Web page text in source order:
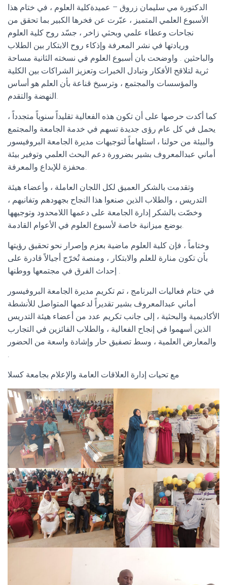
الدكتورة مي سليمان زروق – عميدةكلية العلوم ، في ختام هذا
الأسبوع العلمي المتميز ، عبّرت عن فخرها الكبير بما تحقق من
نجاحات وعطاء علمي وبحثي زاخر ، جسّد روح كلية العلوم
وريادتها في نشر المعرفة وإذكاء روح الابتكار بين الطلاب
والباحثين . واوضحت بان أسبوع العلوم في نسخته الثانية مساحة
ثرية لتلاقح الأفكار وتبادل الخبرات وتعزيز الشراكات بين الكلية
والمؤسسات والمجتمع ، وترسيخ قناعة بأن العلم هو أساس
النهضة والتقدم.
كما أكدت حرصها على أن تكون هذه الفعالية تقليداً سنوياً متجدداً ،
يحمل في كل عام رؤى جديدة تسهم في خدمة الجامعة والمجتمع
والبيئة من حولنا ، استلهاماً لتوجيهات مديرة الجامعة البروفيسور
أماني عبدالمعروف بشير بضرورة دعم البحث العلمي وتوفير بيئة
محفزة للإبداع والمعرفة.
وتقدمت بالشكر العميق لكل اللجان العاملة ، وأعضاء هيئة
التدريس ، والطلاب الذين صنعوا هذا النجاح بجهودهم وتفانيهم ،
وخصّت بالشكر إدارة الجامعة على دعمها اللامحدود وتوجيهها
بوضع ميزانية خاصة لأسبوع العلوم في الأعوام القادمة.
وختاماً ، فإن كلية العلوم ماضية بعزم وإصرار نحو تحقيق رؤيتها
بأن تكون منارة للعلم والابتكار ، ومنصة تُخرّج أجيالاً قادرة على
إحداث الفرق في مجتمعها ووطنها .
في ختام فعاليات البرنامج ، تم تكريم مديرة الجامعة البروفيسور
أماني عبدالمعروف بشير تقديراً لدعمها المتواصل للأنشطة
الأكاديمية والبحثية ، إلى جانب تكريم عدد من أعضاء هيئة التدريس
الذين أسهموا في إنجاح الفعالية ، والطلاب الفائزين في التجارب
والمعارض العلمية ، وسط تصفيق حار وإشادة واسعة من الحضور
.
مع تحيات إدارة العلاقات العامة والإعلام بجامعة كسلا